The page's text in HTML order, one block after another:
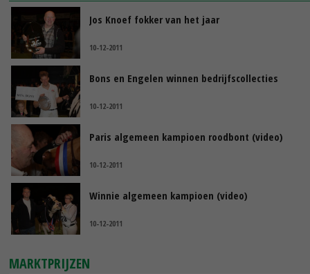
Jos Knoef fokker van het jaar
10-12-2011
Bons en Engelen winnen bedrijfscollecties
10-12-2011
Paris algemeen kampioen roodbont (video)
10-12-2011
Winnie algemeen kampioen (video)
10-12-2011
MARKTPRIJZEN